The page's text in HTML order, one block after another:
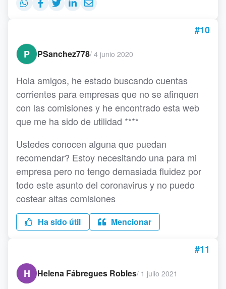
#10
P
PSanchez778/ 4 junio 2020
Hola amigos, he estado buscando cuentas
corrientes para empresas que no se afinquen
con las comisiones y he encontrado esta web
que me ha sido de utilidad ****
Ustedes conocen alguna que puedan
recomendar? Estoy necesitando una para mi
empresa pero no tengo demasiada fluidez por
todo este asunto del coronavirus y no puedo
costear altas comisiones
Ha sido útil Mencionar
#11
H
Helena Fábregues Robles/ 1 julio 2021